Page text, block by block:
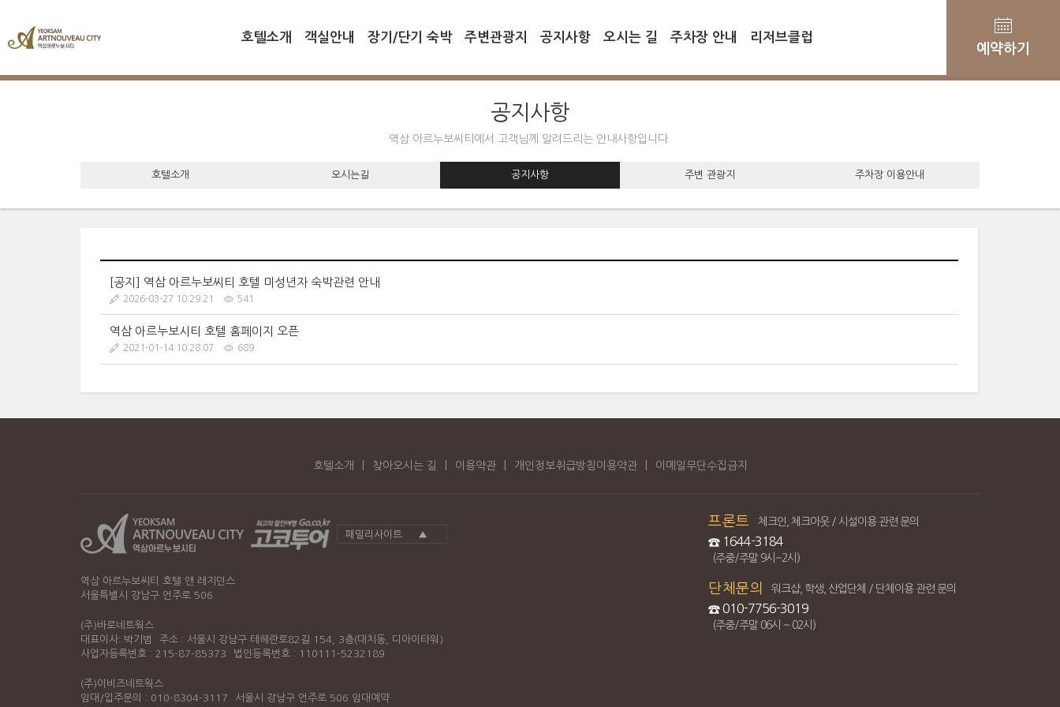
호텔소개 객실안내 장기/단기 숙박 주변관광지 공지사항 오시는 길 주차장 안내 리저브클럽
예약하기
공지사항
역삼 아르누보씨티에서 고객님께 알려드리는 안내사항입니다.
호텔소개 오시는길 공지사항 주변 관광지 주차장 이용안내
[공지] 역삼 아르누보씨티 호텔 미성년자 숙박관련 안내
2026-03-27 10:29:21 541
역삼 아르누보시티 호텔 홈페이지 오픈
2021-01-14 10:28:07 689
호텔소개 찾아오시는 길 이용약관 개인정보취급방침이용약관 이메일무단수집금지
프론트 체크인, 체크아웃 / 시설이용 관련 문의
1644-3184
(주중/주말 9시~2시)
단체문의 워크샵, 학생, 산업단체 / 단체이용 관련 문의
010-7756-3019
(주중/주말 06시 ~ 02시)
패밀리사이트 ▲
역삼 아르누보씨티 호텔 앤 레지던스
서울특별시 강남구 언주로 506
(주)바로네트웍스
대표이사: 박기범
주소 : 서울시 강남구 테헤란로82길 154, 3층(대치동, 디아이타워)
사업자등록번호 : 215-87-85373
법인등록번호 : 110111-5232189
(주)이비즈네트웍스
임대/입주문의 : 010-8304-3117
서울시 강남구 언주로 506 임대예약